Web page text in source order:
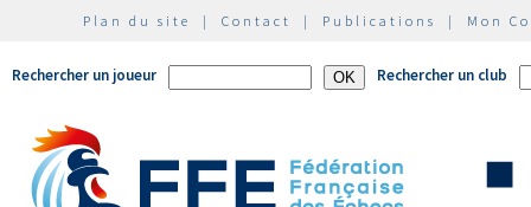
Plan du site | Contact | Publications | Mon
Rechercher un joueur Rechercher un club